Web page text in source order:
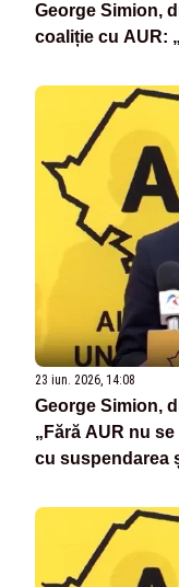
George Simion,
coaliție cu AUR:
23 iun. 2026, 14:08
George Simion,
„Fără AUR nu
cu suspendarea